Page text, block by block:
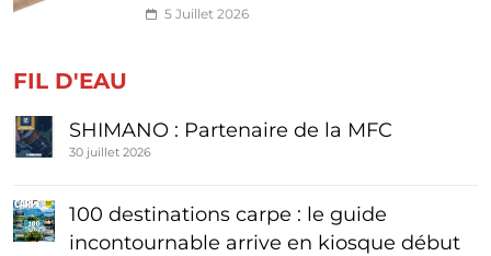
5 Juillet 2026
FIL D'EAU
SHIMANO : Partenaire de la MFC
30 juillet 2026
100 destinations carpe : le guide
incontournable arrive en kiosque début